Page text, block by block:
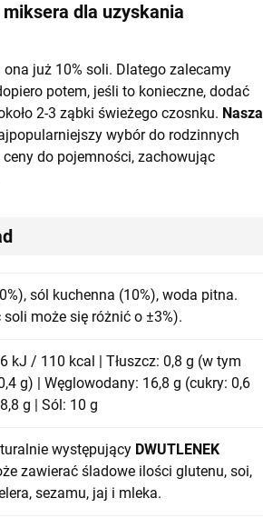
dla uzyskania
już 10% soli. Dlatego zalecamy
potem, jeśli to konieczne, dodać
2-3 ząbki świeżego czosnku. Nasza
wybór do rodzinnych
do pojemności, zachowując
sól kuchenna (10%), woda pitna.
może się różnić o ±3%).
kJ / 110 kcal | Tłuszcz: 0,8 g (w tym
g) | Węglowodany: 16,8 g (cukry: 0,6
g | Sól: 10 g
występujący DWUTLENEK
zawierać śladowe ilości glutenu, soi,
sezamu, jaj i mleka.